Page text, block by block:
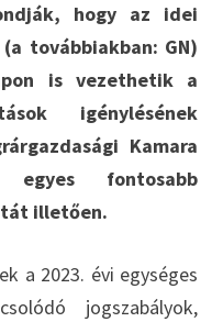
hogy az idei
továbbiakban: GN)
is vezethetik a
igénylésének
Kamara
fontosabb
illetően.
a 2023. évi egységes
jogszabályok,